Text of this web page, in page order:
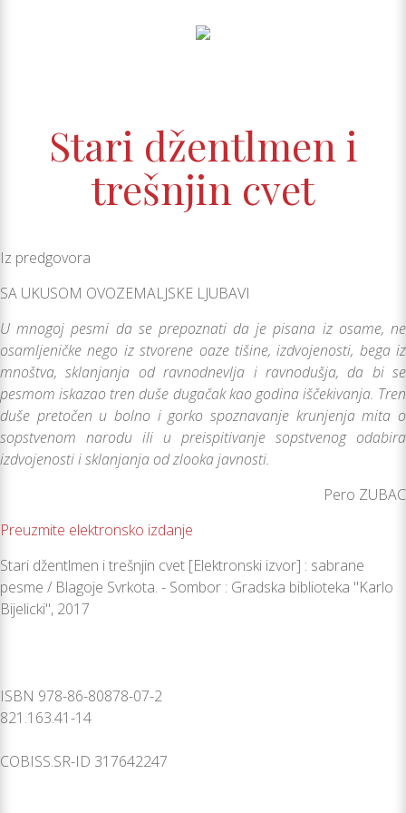
Stari džentlmen i
trešnjin cvet
Iz predgovora
SA UKUSOM OVOZEMALJSKE LJUBAVI
U mnogoj pesmi da se prepoznati da je pisana iz osame, ne
osamljeničke nego iz stvorene oaze tišine, izdvojenosti, bega iz
mnoštva, sklanjanja od ravnodnevlja i ravnodušja, da bi se
pesmom iskazao tren duše dugačak kao godina iščekivanja. Tren
duše pretočen u bolno i gorko spoznavanje krunjenja mita o
sopstvenom narodu ili u preispitivanje sopstvenog odabira
izdvojenosti i sklanjanja od zlooka javnosti.
Pero ZUBAC
Preuzmite elektronsko izdanje
Stari džentlmen i trešnjin cvet [Elektronski izvor] : sabrane
pesme / Blagoje Svrkota. - Sombor : Gradska biblioteka "Karlo
Bijelicki", 2017
ISBN 978-86-80878-07-2
821.163.41-14
COBISS.SR-ID 317642247